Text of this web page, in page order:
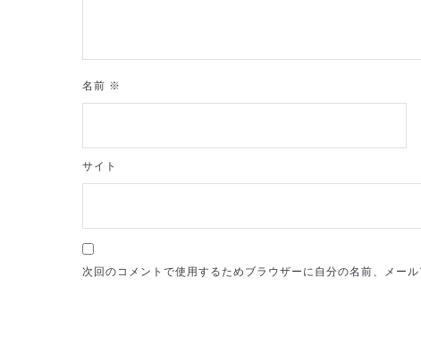
名前 ※
サイト
次回のコメントで使用するためブラウザーに自分の名前、メール